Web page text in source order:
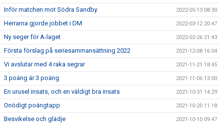
Inför matchen mot Södra Sandby 2022-05-13 08:30
Herrarna gjorde jobbet i DM 2022-03-12 20:47
Ny seger för A-laget 2022-02-26 21:43
Första förslag på seriesammansättning 2022 2021-12-08 16:04
Vi avslutar med 4 raka segrar 2021-11-21 18:45
3 poäng är 3 poäng 2021-11-06 13:00
En urusel insats, och en väldigt bra insats 2021-10-31 14:29
Onödigt poängtapp 2021-10-20 11:18
Besvikelse och glädje 2021-10-10 09:47